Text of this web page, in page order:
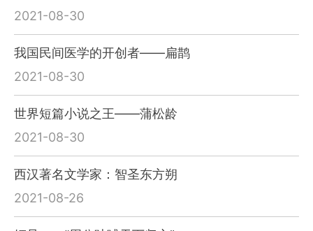
2021-08-30
我国民间医学的开创者——扁鹊
2021-08-30
世界短篇小说之王——蒲松龄
2021-08-30
西汉著名文学家：智圣东方朔
2021-08-26